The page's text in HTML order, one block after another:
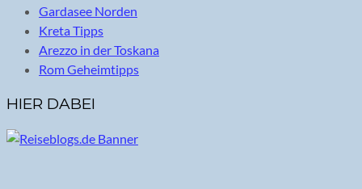
Gardasee Norden
Kreta Tipps
Arezzo in der Toskana
Rom Geheimtipps
HIER DABEI